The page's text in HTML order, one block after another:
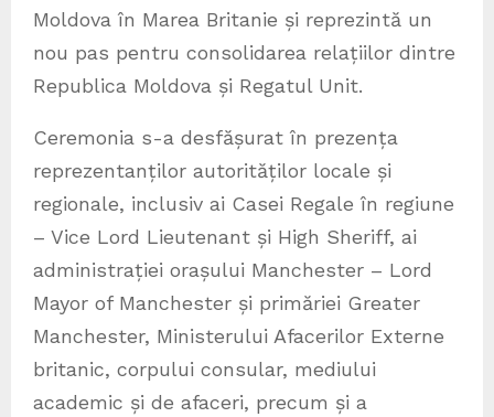
Moldova în Marea Britanie și reprezintă un
nou pas pentru consolidarea relațiilor dintre
Republica Moldova și Regatul Unit.
Ceremonia s-a desfășurat în prezența
reprezentanților autorităților locale și
regionale, inclusiv ai Casei Regale în regiune
– Vice Lord Lieutenant și High Sheriff, ai
administrației orașului Manchester – Lord
Mayor of Manchester și primăriei Greater
Manchester, Ministerului Afacerilor Externe
britanic, corpului consular, mediului
academic și de afaceri, precum și a